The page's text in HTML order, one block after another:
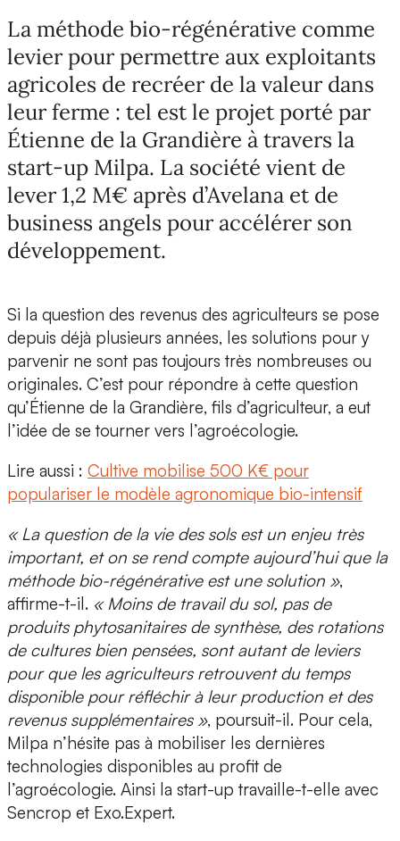
La méthode bio-régénérative comme
levier pour permettre aux exploitants
agricoles de recréer de la valeur dans
leur ferme : tel est le projet porté par
Étienne de la Grandière à travers la
start-up Milpa. La société vient de
lever 1,2 M€ après d’Avelana et de
business angels pour accélérer son
développement.
Si la question des revenus des agriculteurs se pose
depuis déjà plusieurs années, les solutions pour y
parvenir ne sont pas toujours très nombreuses ou
originales. C’est pour répondre à cette question
qu’Étienne de la Grandière, fils d’agriculteur, a eut
l’idée de se tourner vers l’agroécologie.
Lire aussi : Cultive mobilise 500 K€ pour
populariser le modèle agronomique bio-intensif
« La question de la vie des sols est un enjeu très
important, et on se rend compte aujourd’hui que la
méthode bio-régénérative est une solution »,
affirme-t-il. « Moins de travail du sol, pas de
produits phytosanitaires de synthèse, des rotations
de cultures bien pensées, sont autant de leviers
pour que les agriculteurs retrouvent du temps
disponible pour réfléchir à leur production et des
revenus supplémentaires », poursuit-il. Pour cela,
Milpa n’hésite pas à mobiliser les dernières
technologies disponibles au profit de
l’agroécologie. Ainsi la start-up travaille-t-elle avec
Sencrop et Exo.Expert.